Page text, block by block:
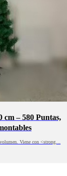
cm – 580 Puntas,
Viene con <strong…